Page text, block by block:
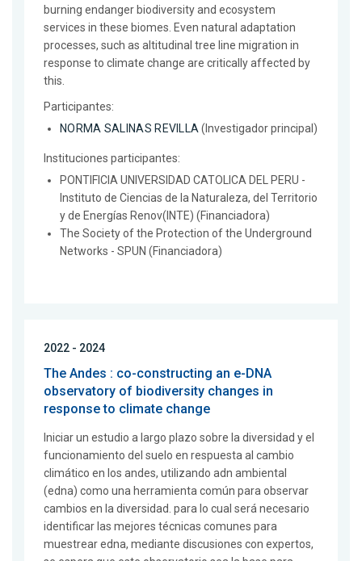
burning endanger biodiversity and ecosystem
services in these biomes. Even natural adaptation
processes, such as altitudinal tree line migration in
response to climate change are critically affected by
this.
Participantes:
NORMA SALINAS REVILLA(Investigador principal)
Instituciones participantes:
PONTIFICIA UNIVERSIDAD CATOLICA DEL PERU -
Instituto de Ciencias de la Naturaleza, del Territorio
y de Energías Renov(INTE) (Financiadora)
The Society of the Protection of the Underground
Networks - SPUN (Financiadora)
2022 - 2024
The Andes : co-constructing an e-DNA
observatory of biodiversity changes in
response to climate change
Iniciar un estudio a largo plazo sobre la diversidad y el
funcionamiento del suelo en respuesta al cambio
climático en los andes, utilizando adn ambiental
(edna) como una herramienta común para observar
cambios en la diversidad. para lo cual será necesario
identificar las mejores técnicas comunes para
muestrear edna, mediante discusiones con expertos,